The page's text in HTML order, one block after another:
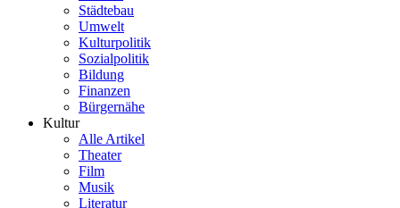
Städtebau
Umwelt
Kulturpolitik
Sozialpolitik
Bildung
Finanzen
Bürgernähe
Kultur
Alle Artikel
Theater
Film
Musik
Literatur